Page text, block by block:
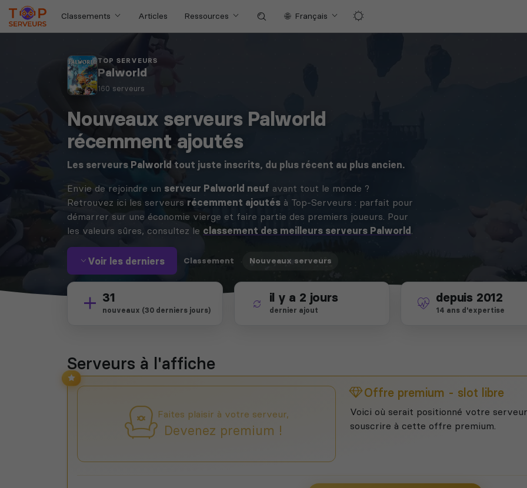
Classements Articles Ressources Français
TOP SERVEURS
Palworld
160 serveurs
Nouveaux serveurs Palworld
récemment ajoutés
Les serveurs Palworld tout juste inscrits, du plus récent au plus ancien.
Envie de rejoindre un serveur Palworld neuf avant tout le monde ?
Retrouvez ici les serveurs récemment ajoutés à Top-Serveurs : parfait pour
démarrer sur une économie vierge et faire partie des premiers joueurs. Pour
les valeurs sûres, consultez le classement des meilleurs serveurs Palworld .
Voir les derniers Classement · Nouveaux serveurs
31
nouveaux (30 derniers jours)
il y a 2 jours
dernier ajout
depuis 2012
14 ans d'expertise
Serveurs à l'affiche
Faites plaisir à votre serveur,
Devenez premium !
Offre premium - slot libre
Voici où serait positionné votre
souscrire à cette offre premium.